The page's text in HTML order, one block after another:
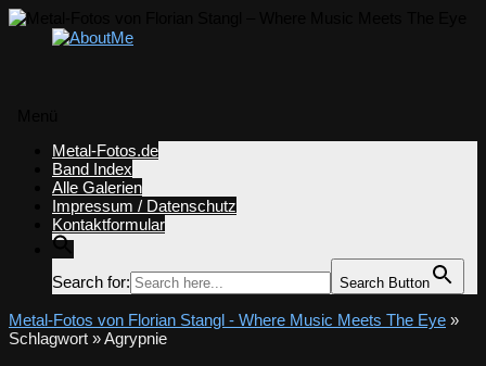
springen
Metal-Fotos.de
Band Index
Alle Galerien
Impressum / Datenschutz
Kontaktformular
Search for: Search Button
Metal-Fotos von Florian Stangl - Where Music Meets The Eye »
Schlagwort » Agrypnie